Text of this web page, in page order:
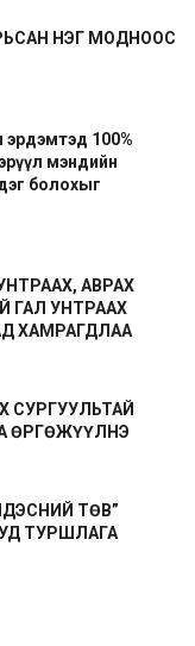
НЭГ МОДНООС
эрдэмтэд 100%
мэндийн
болохыг
АВРАХ
ГАЛ УНТРААХ
ХАМРАГДЛАА
СУРГУУЛЬТАЙ
ӨРГӨЖҮҮЛНЭ
ТӨВ”
ТУРШЛАГА